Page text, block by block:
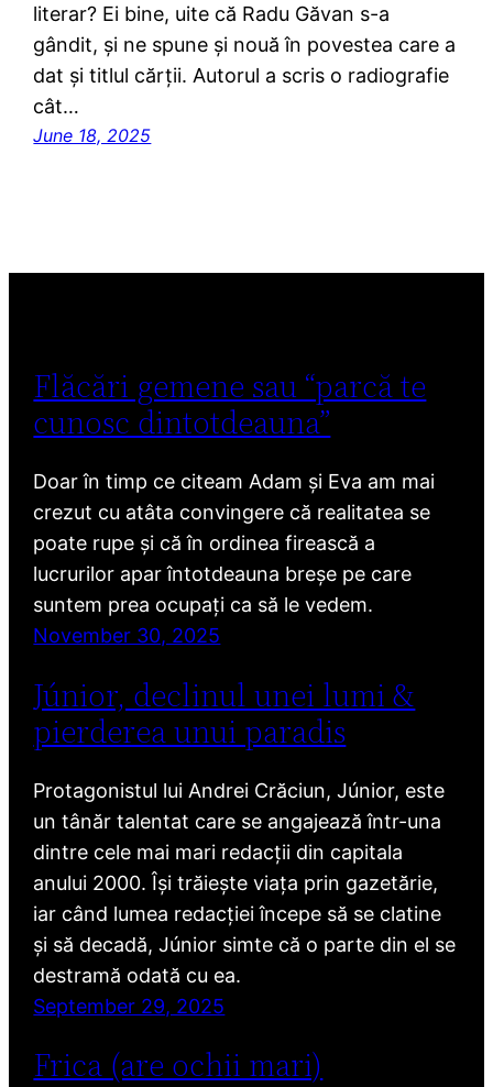
literar? Ei bine, uite că Radu Găvan s-a
gândit, și ne spune și nouă în povestea care a
dat și titlul cărții. Autorul a scris o radiografie
cât…
June 18, 2025
Flăcări gemene sau “parcă te
cunosc dintotdeauna”
Doar în timp ce citeam Adam și Eva am mai
crezut cu atâta convingere că realitatea se
poate rupe și că în ordinea firească a
lucrurilor apar întotdeauna breșe pe care
suntem prea ocupați ca să le vedem.
November 30, 2025
Júnior, declinul unei lumi &
pierderea unui paradis
Protagonistul lui Andrei Crăciun, Júnior, este
un tânăr talentat care se angajează într-una
dintre cele mai mari redacții din capitala
anului 2000. Își trăiește viața prin gazetărie,
iar când lumea redacției începe să se clatine
și să decadă, Júnior simte că o parte din el se
destramă odată cu ea.
September 29, 2025
Frica (are ochii mari)